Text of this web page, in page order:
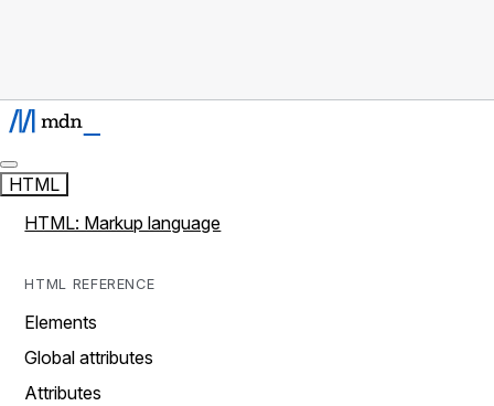
HTML
HTML: Markup language
HTML REFERENCE
Elements
Global attributes
Attributes